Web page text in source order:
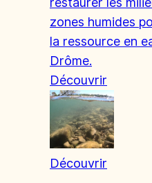
zones humides
la ressource en
Drôme.
Découvrir
Découvrir